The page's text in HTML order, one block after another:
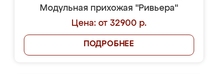
Модульная прихожая "Ривьера"
Цена: от 32900 р.
ПОДРОБНЕЕ